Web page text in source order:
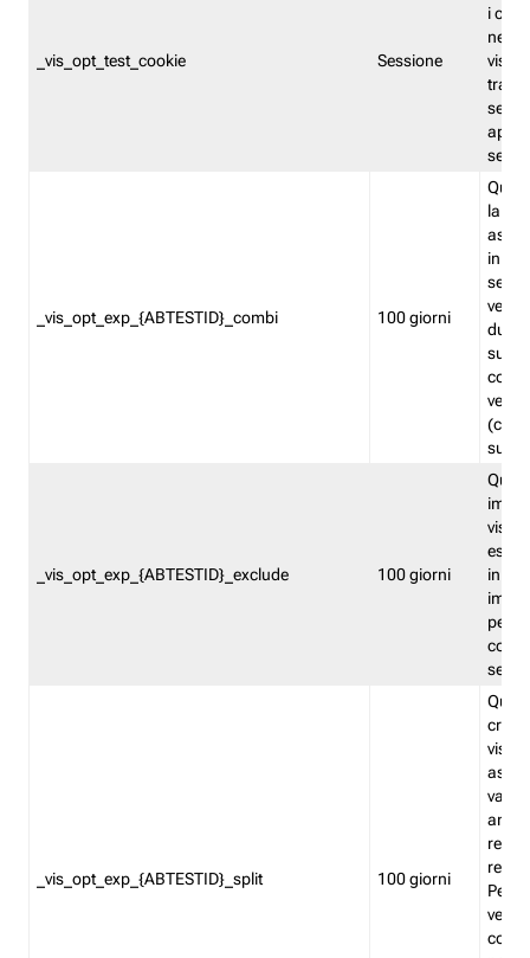
_vis_opt_test_cookie Sessione
i
nel
_vis_opt_exp_{ABTESTID}_combi 100 giorni
la
in
_vis_opt_exp_{ABTESTID}_exclude 100 giorni
in
_vis_opt_exp_{ABTESTID}_split 100 giorni